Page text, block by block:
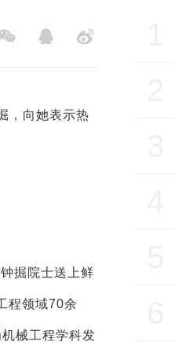
，向她表示热
掘院士送上鲜
程领域70余
械工程学科发